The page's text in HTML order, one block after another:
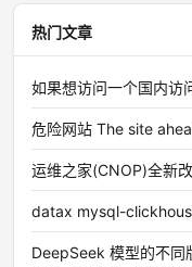
热门文章
如果想访问一个国内访
危险网站 The site
运维之家(CNOP)全新
datax mysql-
DeepSeek 模型的不同